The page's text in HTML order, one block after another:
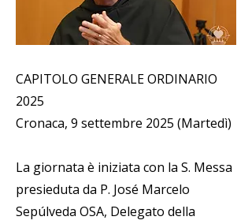
CAPITOLO GENERALE ORDINARIO
2025
Cronaca, 9 settembre 2025 (Martedì)
La giornata è iniziata con la S. Messa
presieduta da P. José Marcelo
Sepúlveda OSA, Delegato della